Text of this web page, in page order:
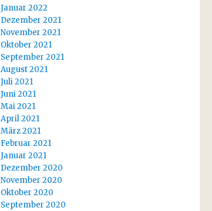
Januar 2022
Dezember 2021
November 2021
Oktober 2021
September 2021
August 2021
Juli 2021
Juni 2021
Mai 2021
April 2021
März 2021
Februar 2021
Januar 2021
Dezember 2020
November 2020
Oktober 2020
September 2020